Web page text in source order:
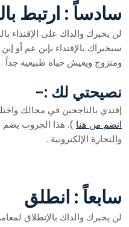
سادساً : ارتبط
لن يخبرك والداك على الإقتداء
سيخبراك بالإقتداء بإبن عم أو
ومتزوج ويعيش حياة طبيعية جداً .
نصيحتي لك :-
إقتدي بالناجحين في مجالك
انضم من هنا ). هذا الجروب يضم
والتجارة الإلكترونية .
سابعاً : انطلق
لن يخبرك والداك بالإنطلاق